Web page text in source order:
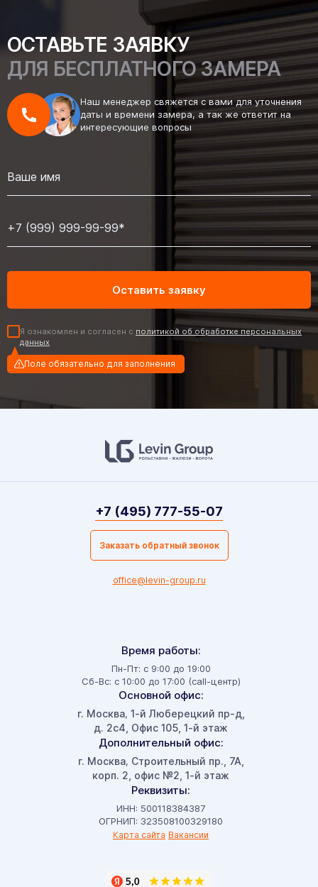
ОСТАВЬТЕ ЗАЯВКУ
ДЛЯ БЕСПЛАТНОГО ЗАМЕРА
Наш менеджер свяжется с вами для уточнения
даты и времени замера, а так же ответит на
интересующие вопросы
Я ознакомлен и согласен с политикой об обработке персональных
данных
Поле обязательно для заполнения
Время работы:
Пн-Пт: с 9:00 до 19:00
Сб-Вс: с 10:00 до 17:00 (call-центр)
Основной офис:
г. Москва, 1-й Люберецкий пр-д,
д. 2с4, Офис 105, 1-й этаж
Дополнительный офис:
г. Москва, Строительный пр., 7А,
корп. 2, офис №2, 1-й этаж
Реквизиты:
ИНН: 500118384387
ОГРНИП: 323508100329180
Карта сайта Вакансии
+7 (495) 777-55-07
Заказать обратный звонок
office@levin-group.ru